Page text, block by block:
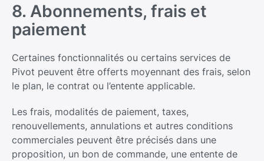
8. Abonnements, frais et
paiement
Certaines fonctionnalités ou certains services de
Pivot peuvent être offerts moyennant des frais, selon
le plan, le contrat ou l’entente applicable.
Les frais, modalités de paiement, taxes,
renouvellements, annulations et autres conditions
commerciales peuvent être précisés dans une
proposition, un bon de commande, une entente de